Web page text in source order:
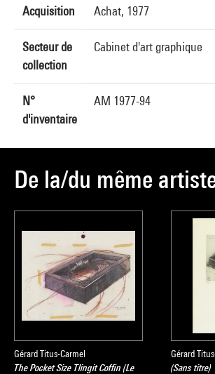
Acquisition Achat, 1977
Secteur de
collection
Cabinet d'art graphique
N°
d'inventaire
AM 1977-94
De la/du même
Gérard Titus-Carmel
The Pocket Size Tlingit Coffin (Le
Gérard
(Sans titre)